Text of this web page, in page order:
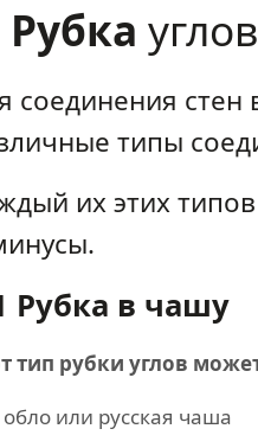
Рубка углов
соединения стен
типы
их этих
Рубка в чашу
тип рубки углов
обло или русская чаша